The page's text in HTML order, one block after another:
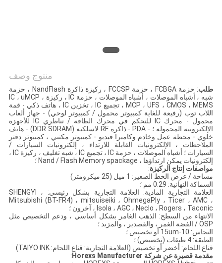
منتوج وصف
طلب
: حزمة FCBGA ، حزمة FCCSP ، ركيزة ذاكرة NandFlash ، حزمة
شبه ، أشباه الموصلات ، أشباه الموصلات ، حزمة IC ، ركيزة IC ، uMCP ،
MCP ، UFS ، CMOS ، MEMS ، تجميع IC ، تخزين IC ، هاتف ذكي - قمة
اللاب توب (رفيعة للغاية كمبيوتر محمول / كمبيوتر لوحي) - جهاز ألعاب
محمول - محرك IC للتحكم في محرك الطاقة / تناظري IC للأجهزة
الإلكترونية المحمولة ؛ - PDA - ذاكرة RF لاسلكية (DDR SDRAM) - هاتف
خلوي - محطة عمل وخادم وكاميرا فيديو - كمبيوتر مكتبي ، كمبيوتر دفتر
الملاحظات ، الإلكترونيات القابلة للارتداء ، إلكترونيات السيارات /
السيارات ؛ أشباه الموصلات ، حزمة IC ، تجميع IC ، شبه تغليف ، ركيزة IC ،
إلكترونيات يمكن ارتداؤها ، Nand / Flash Memory spackage ؛
مواصفات إنتاج الركيزة:
مساحة / عرض الخط الصغير: 1 ميل (25 ميكرومتر)
السماكة النهائية: 0.29 مم ؛
العلامة التجارية المادية: العلامة التجارية بشكل رئيسي: SHENGYI ،
Mitsubishi (BT-FR4) ، mitsuiseiki ، OhmegaPly ، Ticer ، AMC ،
Isola ، AGC ، Neclo ، Rogers ، Taconic ، آخرون ؛
الانتهاء من السطح: الذهب الغامر بشكل أساسي ، ودعم التخصيص مثل
OSP / الفضة الغمر ، والقصدير ، والمزيد ؛
النحاس: 10-15um أو تخصيص ؛
الطبقة: 4 طبقات (تخصيص) ؛
قناع اللحام: أخضر أو ​​تخصيص (العلامة التجارية: قناع اللحام: TAIYO INK)
مقدمة قصيرة عن شركة Horexs Manufacturer
: